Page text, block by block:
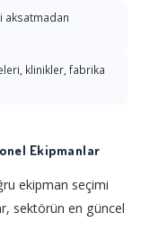
aksatmadan
klinikler, fabrika
Ekipmanlar
ekipman seçimi
sektörün en güncel